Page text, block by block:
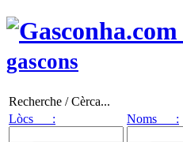
gascons
Recherche / Cèrca...
Lòcs :
Noms :